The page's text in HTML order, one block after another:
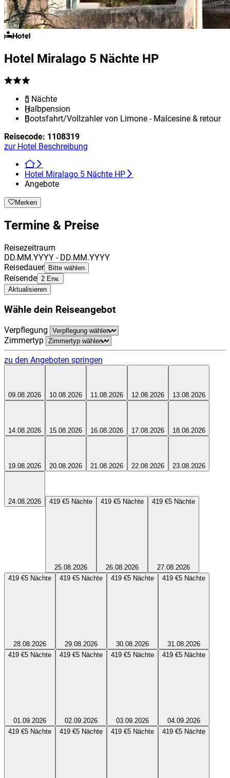
Hotel
Hotel Miralago 5 Nächte HP
5 Nächte
Halbpension
Bootsfahrt/Vollzahler von Limone - Malcesine & retour
Reisecode: 1108319
zur Hotel Beschreibung
Hotel Miralago 5 Nächte HP
Angebote
Merken
Termine & Preise
Reisezeitraum
DD.MM.YYYY - DD.MM.YYYY
Reisedauer Bitte wählen
Reisende 2 Erw.
Aktualisieren
Wähle dein Reiseangebot
Verpflegung
Zimmertyp
zu den Angeboten springen
09.08.2026 10.08.2026 11.08.2026 12.08.2026 13.08.2026
14.08.2026 15.08.2026 16.08.2026 17.08.2026 18.08.2026
19.08.2026 20.08.2026 21.08.2026 22.08.2026 23.08.2026
24.08.2026 419 €5 Nächte
25.08.2026
419 €5 Nächte
26.08.2026
419 €5 Nächte
27.08.2026
419 €5 Nächte
28.08.2026
419 €5 Nächte
29.08.2026
419 €5 Nächte
30.08.2026
419 €5 Nächte
31.08.2026
419 €5 Nächte
01.09.2026
419 €5 Nächte
02.09.2026
419 €5 Nächte
03.09.2026
419 €5 Nächte
04.09.2026
419 €5 Nächte 419 €5 Nächte 419 €5 Nächte 419 €5 Nächte